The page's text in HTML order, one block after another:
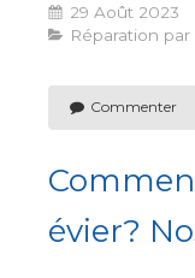
29 Août 2023
Réparation
Commenter
évier?